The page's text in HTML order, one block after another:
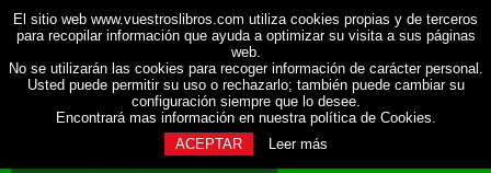
El sitio web www.vuestroslibros.com utiliza cookies propias y de terceros
para recopilar información que ayuda a optimizar su visita a sus páginas
web.
No se utilizarán las cookies para recoger información de carácter personal.
Usted puede permitir su uso o rechazarlo; también puede cambiar su
configuración siempre que lo desee.
Encontrará mas información en nuestra política de Cookies.
ACEPTAR
Leer más